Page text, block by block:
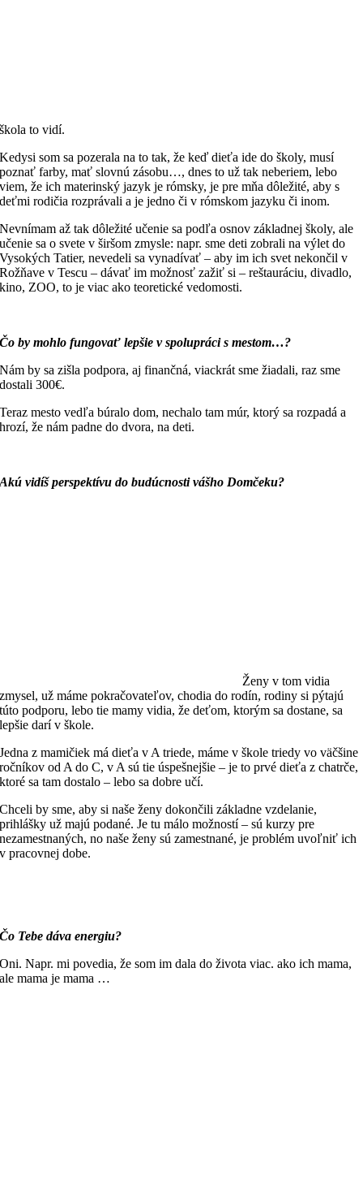
škola to vidí.
Kedysi som sa pozerala na to tak, že keď dieťa ide do školy, musí
poznať farby, mať slovnú zásobu…, dnes to už tak neberiem, lebo
viem, že ich materinský jazyk je rómsky, je pre mňa dôležité, aby s
deťmi rodičia rozprávali a je jedno či v rómskom jazyku či inom.
Nevnímam až tak dôležité učenie sa podľa osnov základnej školy, ale
učenie sa o svete v širšom zmysle: napr. sme deti zobrali na výlet do
Vysokých Tatier, nevedeli sa vynadívať – aby im ich svet nekončil v
Rožňave v Tescu – dávať im možnosť zažiť si – reštauráciu, divadlo,
kino, ZOO, to je viac ako teoretické vedomosti.
Čo by mohlo fungovať lepšie v spolupráci s mestom…?
Nám by sa zišla podpora, aj finančná, viackrát sme žiadali, raz sme
dostali 300€.
Teraz mesto vedľa búralo dom, nechalo tam múr, ktorý sa rozpadá a
hrozí, že nám padne do dvora, na deti.
Akú vidíšperspektívu do budúcnosti vášho Domčeku?
Ženy v tom vidia
zmysel, už máme pokračovateľov, chodia do rodín, rodiny si pýtajú
túto podporu, lebo tie mamy vidia, že deťom, ktorým sa dostane, sa
lepšie darí v škole.
Jedna z mamičiek má dieťa v A triede, máme v škole triedy vo väčšine
ročníkov od A do C, v A sú tie úspešnejšie – je to prvé dieťa z chatrče,
ktoré sa tam dostalo – lebo sa dobre učí.
Chceli by sme, aby si naše ženy dokončili základne vzdelanie,
prihlášky už majú podané. Je tu málo možností – sú kurzy pre
nezamestnaných, no naše ženy sú zamestnané, je problém uvoľniť ich
v pracovnej dobe.
Čo Tebe dáva energiu?
Oni. Napr. mi povedia, že som im dala do života viac. ako ich mama,
ale mama je mama …